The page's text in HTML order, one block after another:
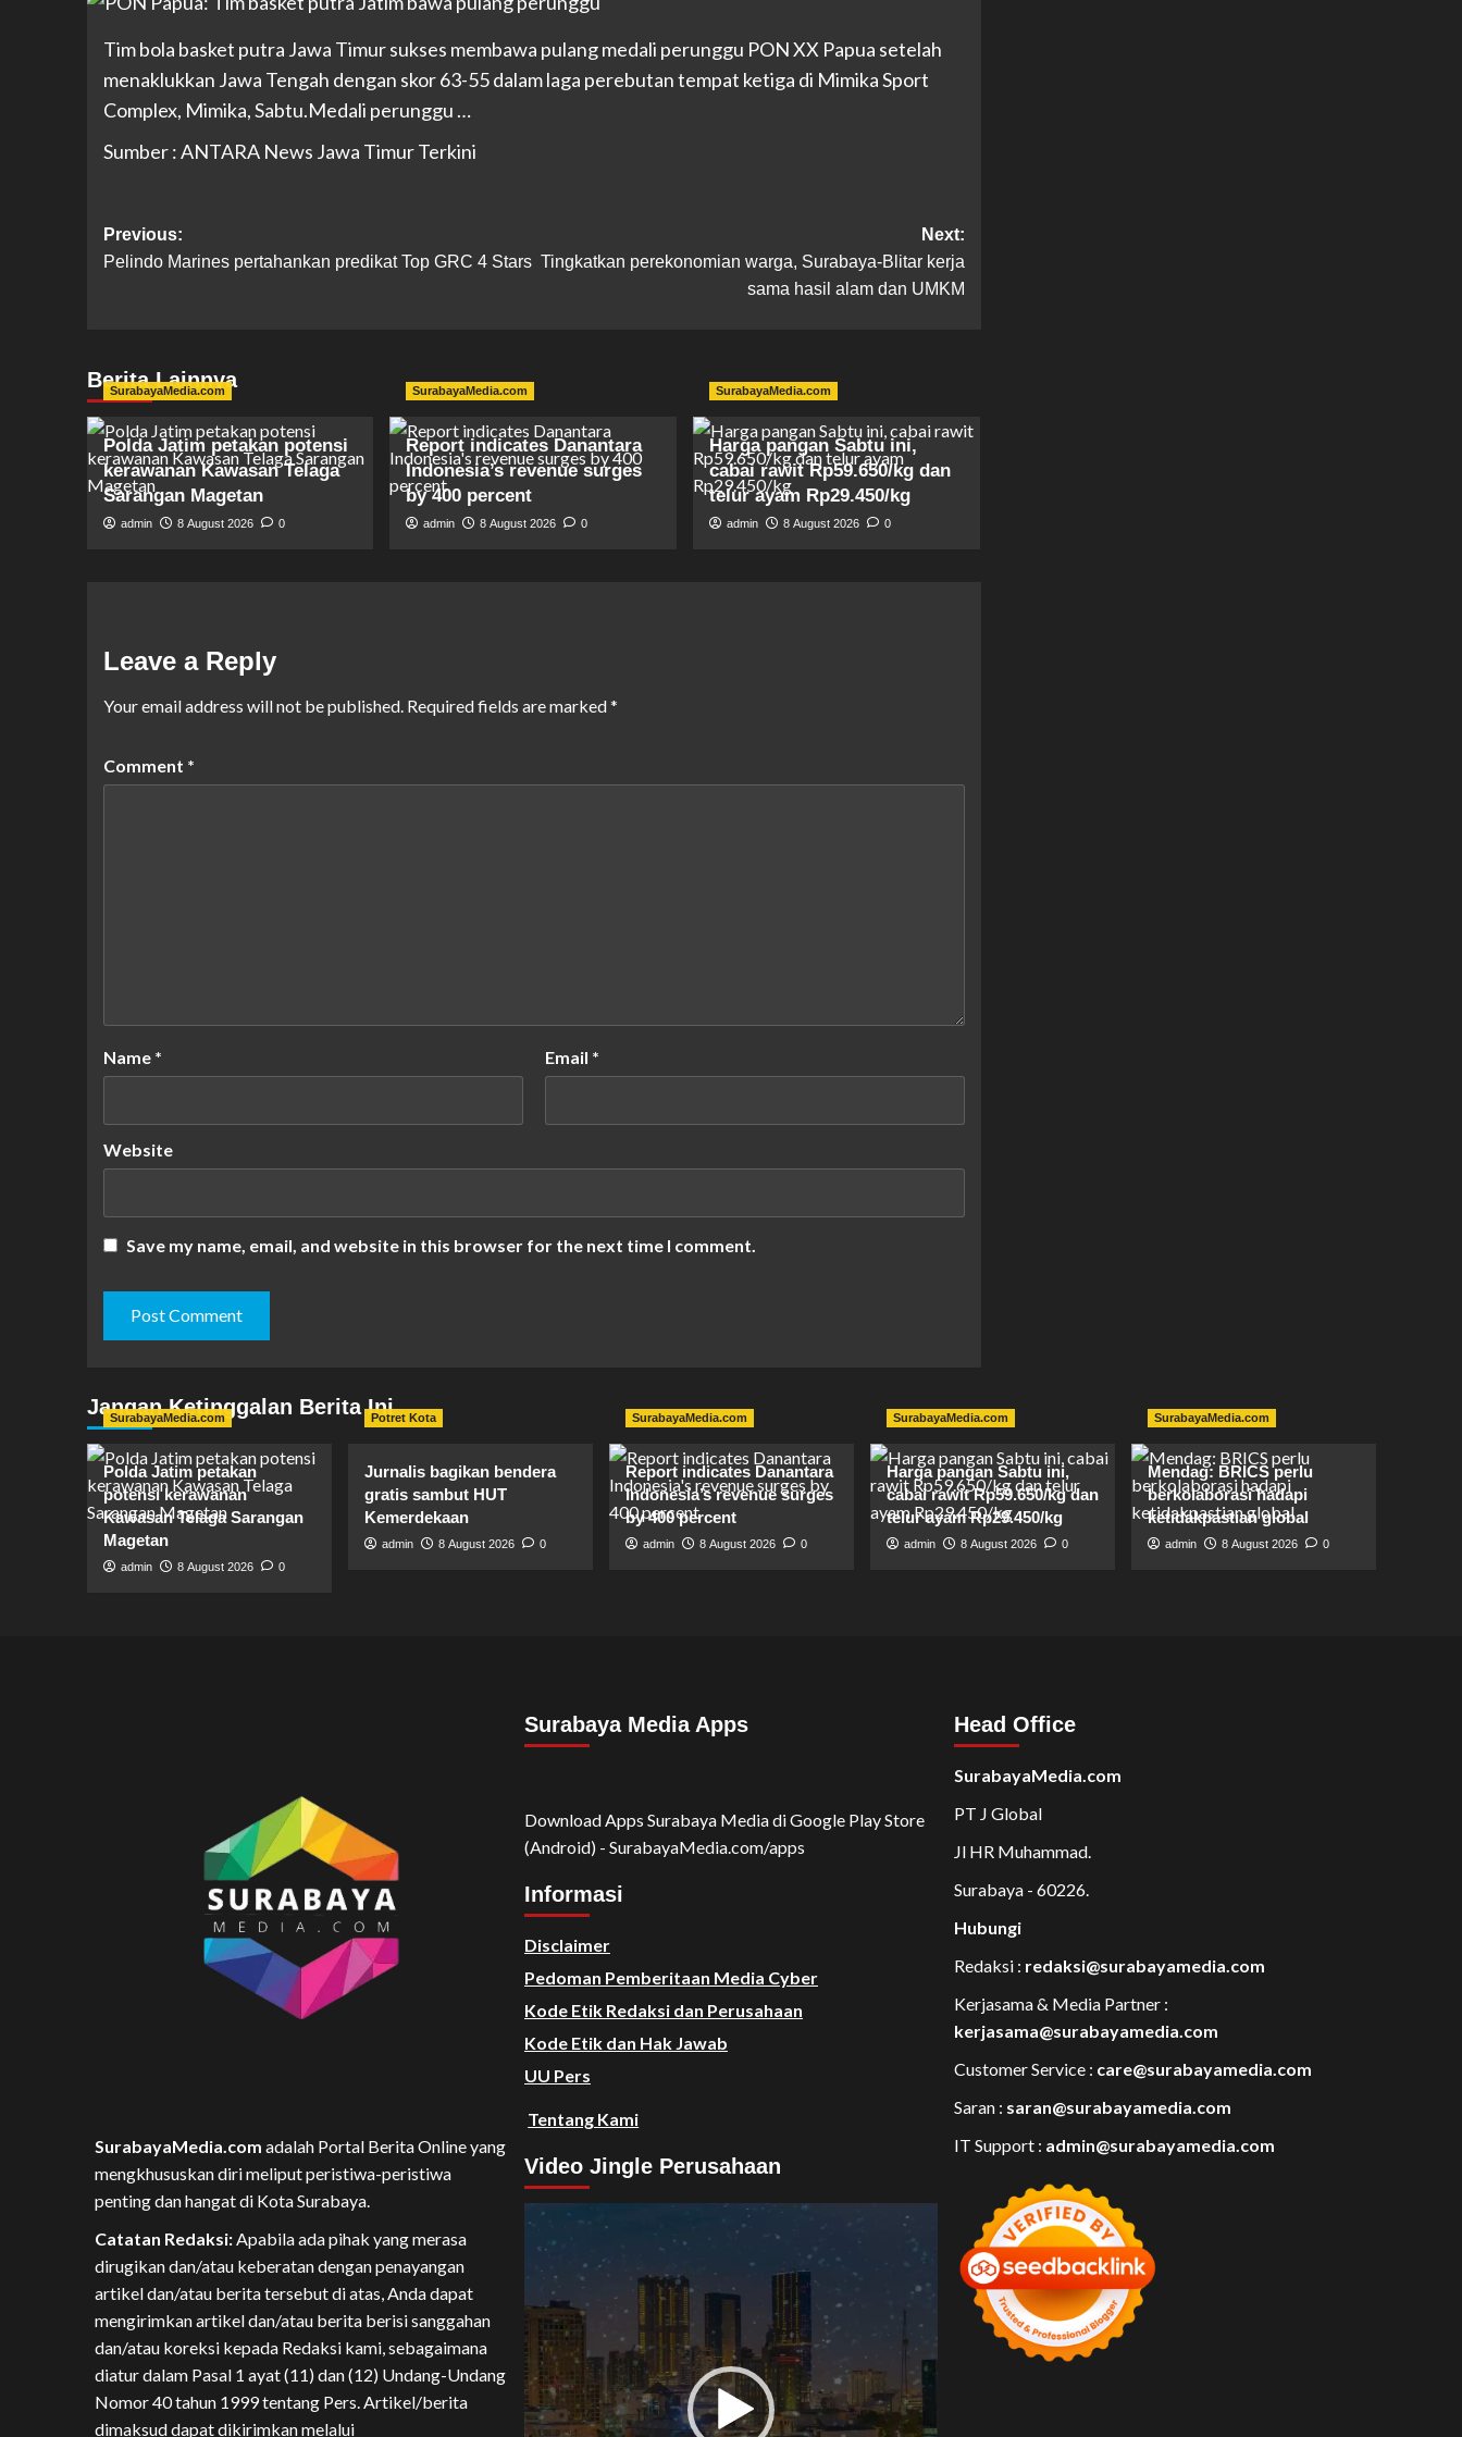
Tim bola basket putra Jawa Timur sukses membawa pulang medali perunggu PON XX Papua setelah
menaklukkan Jawa Tengah dengan skor 63-55 dalam laga perebutan tempat ketiga di Mimika Sport
Complex, Mimika, Sabtu.Medali perunggu …
Sumber : ANTARA News Jawa Timur Terkini
Previous:
Pelindo Marines pertahankan predikat Top GRC 4 Stars
Next:
Tingkatkan perekonomian warga, Surabaya-Blitar kerja
sama hasil alam dan UMKM
Berita Lainnya
SurabayaMedia.com
Polda Jatim petakan potensi
kerawanan Kawasan Telaga
Sarangan Magetan
admin 8 August 2026 0
SurabayaMedia.com
Report indicates Danantara
Indonesia’s revenue surges
by 400 percent
admin 8 August 2026 0
SurabayaMedia.com
Harga pangan Sabtu ini,
cabai rawit Rp59.650/kg dan
telur ayam Rp29.450/kg
admin 8 August 2026 0
Leave a Reply
Your email address will not be published. Required fields are marked*
Comment *
Name * Email *
Website
Save my name, email, and website in this browser for the next time I comment.
Jangan Ketinggalan Berita Ini
SurabayaMedia.com
Polda Jatim petakan
potensi kerawanan
Kawasan Telaga Sarangan
Magetan
admin 8 August 2026 0
Potret Kota
Jurnalis bagikan bendera
gratis sambut HUT
Kemerdekaan
admin 8 August 2026 0
SurabayaMedia.com
Report indicates Danantara
Indonesia’s revenue surges
by 400 percent
admin 8 August 2026 0
SurabayaMedia.com
Harga pangan Sabtu ini,
cabai rawit Rp59.650/kg dan
telur ayam Rp29.450/kg
admin 8 August 2026 0
SurabayaMedia.com
Mendag: BRICS perlu
berkolaborasi hadapi
ketidakpastian global
admin 8 August 2026 0
SurabayaMedia.com adalah Portal Berita Online yang
mengkhususkan diri meliput peristiwa-peristiwa
penting dan hangat di Kota Surabaya.
Catatan Redaksi:Apabila ada pihak yang merasa
dirugikan dan/atau keberatan dengan penayangan
artikel dan/atau berita tersebut di atas, Anda dapat
mengirimkan artikel dan/atau berita berisi sanggahan
dan/atau koreksi kepada Redaksi kami, sebagaimana
diatur dalam Pasal 1 ayat (11) dan (12) Undang-Undang
Nomor 40 tahun 1999 tentang Pers. Artikel/berita
dimaksud dapat dikirimkan melalui
Surabaya Media Apps
Download Apps Surabaya Media di Google Play Store
(Android) - SurabayaMedia.com/apps
Informasi
Disclaimer
Pedoman Pemberitaan Media Cyber
Kode Etik Redaksi dan Perusahaan
Kode Etik dan Hak Jawab
UU Pers
Tentang Kami
Video Jingle Perusahaan
Video
Player
Head Office
SurabayaMedia.com
PT J Global
Jl HR Muhammad.
Surabaya - 60226.
Hubungi
Redaksi : redaksi@surabayamedia.com
Kerjasama & Media Partner :
kerjasama@surabayamedia.com
Customer Service : care@surabayamedia.com
Saran : saran@surabayamedia.com
IT Support : admin@surabayamedia.com